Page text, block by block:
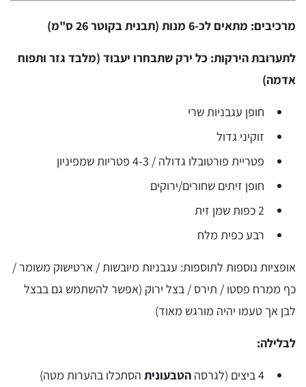
מרכיבים: מתאים לכ-6 מנות (תבנית בקוטר 26 ס"מ)
לתערובת הירקות: כל ירק שתבחרו יעבוד (מלבד גזר ותפוח
אדמה)
חופן עגבניות שרי
זוקיני גדול
פטריית פורטובלו גדולה / 4-3 פטריות שמפיניון
חופן זיתים שחורים/ירוקים
2 כפות שמן זית
רבע כפית מלח
אופציות נוספות לתוספות: עגבניות מיובשות / ארטישוק משומר /
כף ממרח פסטו / תירס / בצל ירוק (אפשר להשתמש גם בבצל
לבן אך טעמו יהיה מורגש מאוד)
לבלילה:
4 ביצים (לגרסה הטבעונית הסתכלו בהערות מטה)